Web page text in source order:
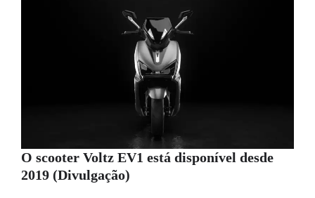
O scooter Voltz EV1 está disponível desde
2019 (Divulgação)